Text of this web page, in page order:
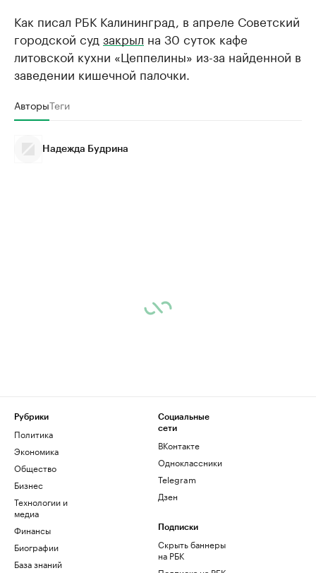
Как писал РБК Калининград, в апреле Советский
городской суд закрыл на 30 суток кафе
литовской кухни «Цеппелины» из-за найденной в
заведении кишечной палочки.
АвторыТеги
Надежда Будрина
Рубрики
Политика
Экономика
Общество
Бизнес
Технологии и
медиа
Финансы
Биографии
База знаний
Социальные
сети
ВКонтакте
Одноклассники
Telegram
Дзен
Подписки
Скрыть баннеры
на РБК